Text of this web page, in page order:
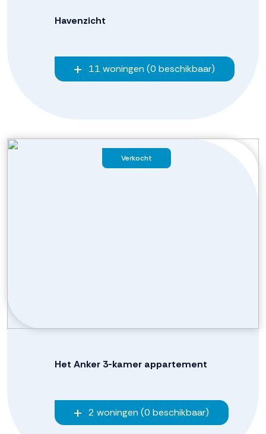
Havenzicht
11 woningen (0 beschikbaar)
Verkocht
Het Anker 3-kamer appartement
2 woningen (0 beschikbaar)